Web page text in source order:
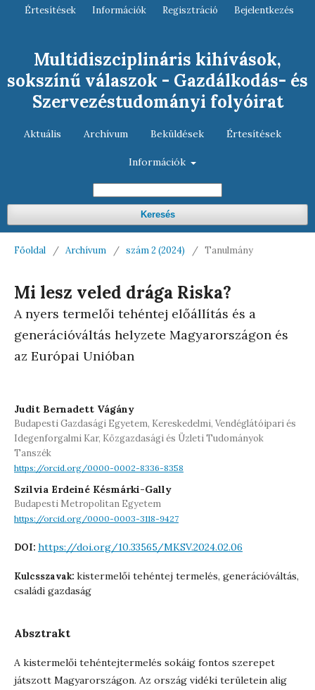
Multidiszciplináris kihívások,
sokszínű válaszok - Gazdálkodás- és
Szervezéstudományi folyóirat
Aktuális Archívum Beküldések Értesítések
Információk
Keresés
Értesítések Információk Regisztráció Bejelentkezés
Főoldal / Archívum / szám 2 (2024) / Tanulmány
Mi lesz veled drága Riska?
A nyers termelői tehéntej előállítás és a
generációváltás helyzete Magyarországon és
az Európai Unióban
Judit Bernadett Vágány
Budapesti Gazdasági Egyetem, Kereskedelmi, Vendéglátóipari és
Idegenforgalmi Kar, Közgazdasági és Üzleti Tudományok
Tanszék
https://orcid.org/0000-0002-8336-8358
Szilvia Erdeiné Késmárki-Gally
Budapesti Metropolitan Egyetem
https://orcid.org/0000-0003-3118-9427
DOI: https://doi.org/10.33565/MKSV.2024.02.06
Kulcsszavak: kistermelői tehéntej termelés, generációváltás,
családi gazdaság
Absztrakt
A kistermelői tehéntejtermelés sokáig fontos szerepet
játszott Magyarországon. Az ország vidéki területein alig